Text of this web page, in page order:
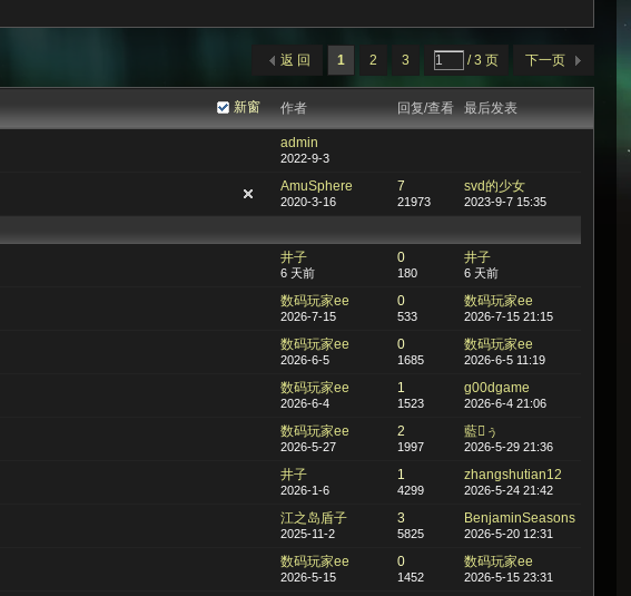
1 2 3 / 3 页 下一页
返 回
新窗 作者 回复/查看 最后发表
admin
2022-9-3
AmuSphere
2020-3-16
7
21973
svd的少女
2023-9-7 15:35
井子
6 天前
0
180
井子
6 天前
数码玩家ee
2026-7-15
0
533
数码玩家ee
2026-7-15 21:15
数码玩家ee
2026-6-5
0
1685
数码玩家ee
2026-6-5 11:19
数码玩家ee
2026-6-4
1
1523
g00dgame
2026-6-4 21:06
数码玩家ee
2026-5-27
2
1997
藍ぅ
2026-5-29 21:36
井子
2026-1-6
1
4299
zhangshutian12
2026-5-24 21:42
江之岛盾子
2025-11-2
3
5825
BenjaminSeasons
2026-5-20 12:31
数码玩家ee
2026-5-15
0
1452
数码玩家ee
2026-5-15 23:31